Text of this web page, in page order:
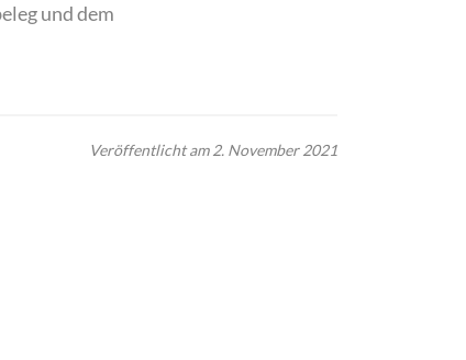
und dem
Veröffentlicht am 2. November 2021